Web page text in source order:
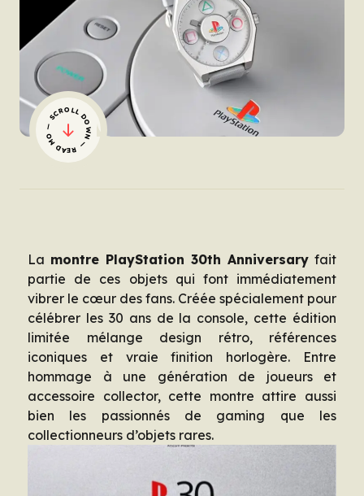
— SCROLL DOWN — READ MORE
La montre PlayStation 30th Anniversary fait
partie de ces objets qui font immédiatement
vibrer le cœur des fans. Créée spécialement pour
célébrer les 30 ans de la console, cette édition
limitée mélange design rétro, références
iconiques et vraie finition horlogère. Entre
hommage à une génération de joueurs et
accessoire collector, cette montre attire aussi
bien les passionnés de gaming que les
collectionneurs d’objets rares.